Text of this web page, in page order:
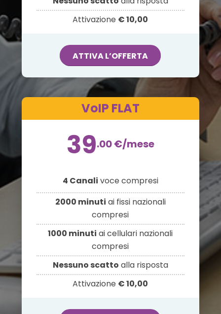
Attivazione € 10,00
ATTIVA L’OFFERTA
VoIP FLAT
39.00€/mese
4 Canali voce compresi
2000 minuti ai fissi nazionali
compresi
1000 minuti ai cellulari nazionali
compresi
Nessuno scatto alla risposta
Attivazione € 10,00